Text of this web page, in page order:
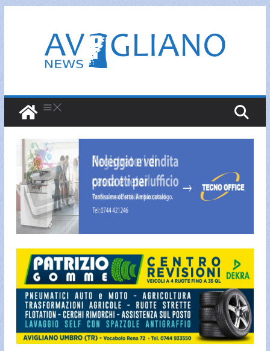
contenuto